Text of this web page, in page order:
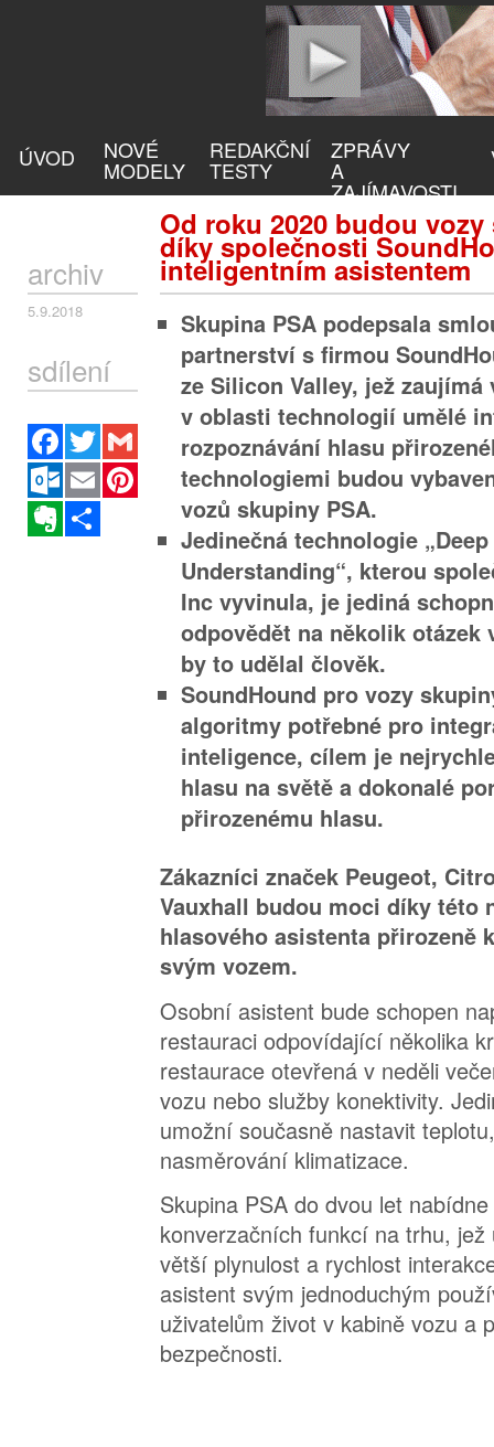
ÚVOD NOVÉ
MODELY
REDAKČNÍ
TESTY
ZPRÁVY
A
ZAJÍMAVOSTI
Od roku 2020 budou
díky společnosti
inteligentním asistentem
archiv
5.9.2018
sdílení
Facebook
Twitter
Outlook.com
Email
Pinterest
Evernote
Skupina PSA podepsala
partnerství s firmou
ze Silicon Valley, jež
v oblasti technologií umělé
rozpoznávání hlasu
technologiemi budou
vozů skupiny PSA.
Jedinečná technologie
Understanding“, kterou
Inc vyvinula, je jediná
odpovědět na několik otázek
by to udělal člověk.
SoundHound pro vozy
algoritmy potřebné pro
inteligence, cílem je
hlasu na světě a dokonalé
přirozenému hlasu.
Zákazníci značek Peugeot,
Vauxhall budou moci díky této
hlasového asistenta přirozeně
svým vozem.
Osobní asistent bude schopen
restauraci odpovídající několika
restaurace otevřená v neděli
vozu nebo služby konektivity.
umožní současně nastavit
nasměrování klimatizace.
Skupina PSA do dvou let
konverzačních funkcí na trhu, jež
větší plynulost a rychlost
asistent svým jednoduchým
uživatelům život v kabině vozu a
bezpečnosti.